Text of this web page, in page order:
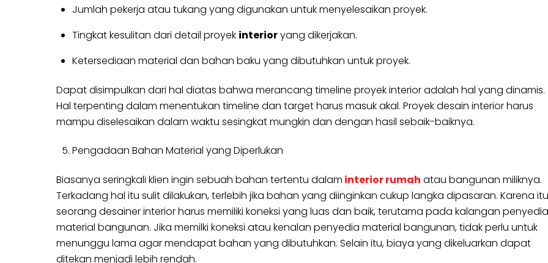
Jumlah pekerja atau tukang yang digunakan untuk menyelesaikan proyek.
Tingkat kesulitan dari detail proyek interioryang dikerjakan.
Ketersediaan material dan bahan baku yang dibutuhkan untuk proyek.
Dapat disimpulkan dari hal diatas bahwa merancang timeline proyek interior adalah hal yang dinamis.
Hal terpenting dalam menentukan timeline dan target harus masuk akal. Proyek desain interior harus
mampu diselesaikan dalam waktu sesingkat mungkin dan dengan hasil sebaik-baiknya.
Pengadaan Bahan Material yang Diperlukan
Biasanya seringkali klien ingin sebuah bahan tertentu dalam interior rumah atau bangunan miliknya.
Terkadang hal itu sulit dilakukan, terlebih jika bahan yang diinginkan cukup langka dipasaran. Karena
seorang desainer interior harus memiliki koneksi yang luas dan baik, terutama pada kalangan penyedia
material bangunan. Jika memilki koneksi atau kenalan penyedia material bangunan, tidak perlu untuk
menunggu lama agar mendapat bahan yang dibutuhkan. Selain itu, biaya yang dikeluarkan dapat
ditekan menjadi lebih rendah.